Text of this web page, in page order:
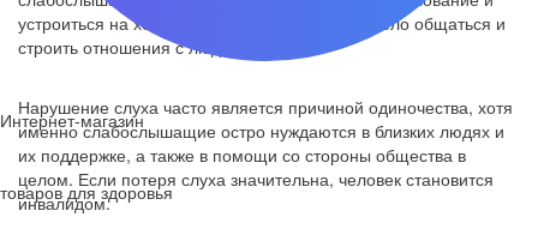
Интернет-магазин
товаров для здоровья
устроиться на хорошую работу, не менее тяжело общаться и
строить отношения с людьми.
Нарушение слуха часто является причиной одиночества, хотя
именно слабослышащие остро нуждаются в близких людях и
их поддержке, а также в помощи со стороны общества в
целом. Если потеря слуха значительна, человек становится
инвалидом.